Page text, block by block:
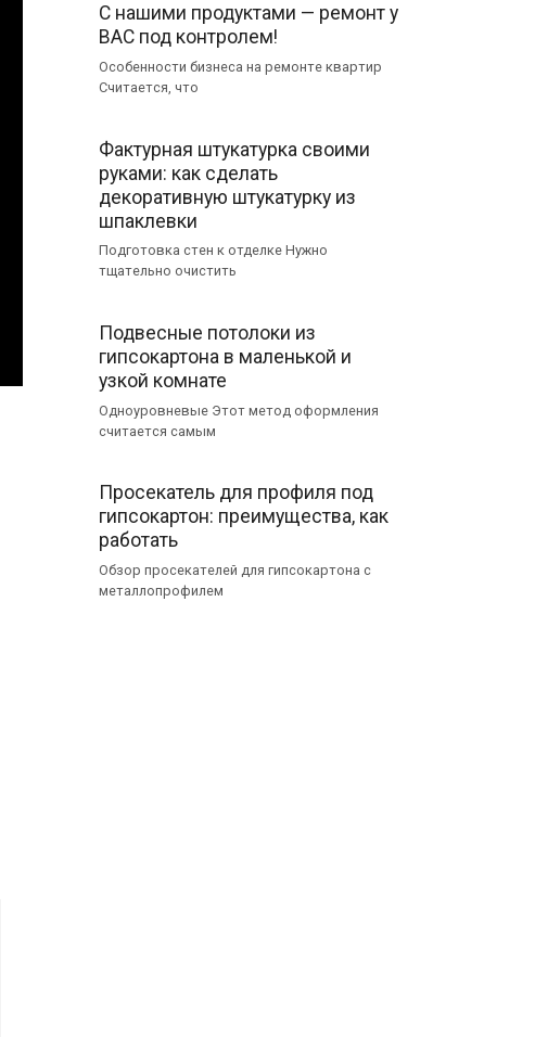
С нашими продуктами — ремонт у
ВАС под контролем!
Особенности бизнеса на ремонте квартир
Считается, что
Фактурная штукатурка своими
руками: как сделать
декоративную штукатурку из
шпаклевки
Подготовка стен к отделке Нужно
тщательно очистить
Подвесные потолоки из
гипсокартона в маленькой и
узкой комнате
Одноуровневые Этот метод оформления
считается самым
Просекатель для профиля под
гипсокартон: преимущества, как
работать
Обзор просекателей для гипсокартона с
металлопрофилем